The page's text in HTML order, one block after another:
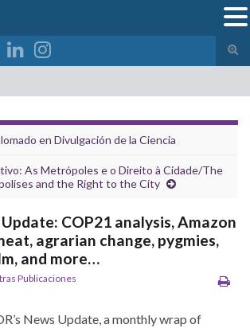
el
for:
en Divulgación de la Ciencia
As Metrópoles e o Direito à Cidade/The
and the Right to the City
COP21 analysis, Amazon
agrarian change, pygmies,
and more…
Publicaciones
News Update, a monthly wrap of